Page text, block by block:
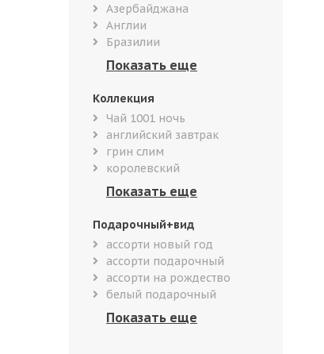
Азербайджана
Англии
Бразилии
Коллекция
Чай 1001 ночь
английский завтрак
грин слим
королевский
Подарочный+вид
ассорти новый год
ассорти подарочный
ассорти на рождество
белый подарочный